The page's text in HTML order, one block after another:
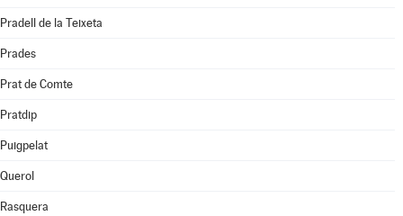
Pradell de la Teixeta
Prades
Prat de Comte
Pratdip
Puigpelat
Querol
Rasquera